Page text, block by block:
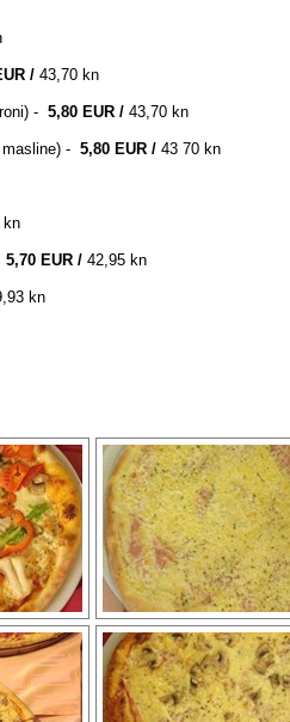
/ 43,70 kn
- 5,80 EUR / 43,70 kn
- 5,80 EUR / 43 70 kn
kn
5,70 EUR / 42,95 kn
kn